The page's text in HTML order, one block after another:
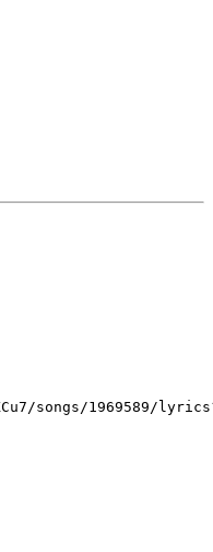
songs/1969589/